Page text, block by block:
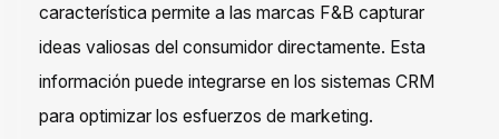
característica permite a las marcas F&B capturar
ideas valiosas del consumidor directamente. Esta
información puede integrarse en los sistemas CRM
para optimizar los esfuerzos de marketing.